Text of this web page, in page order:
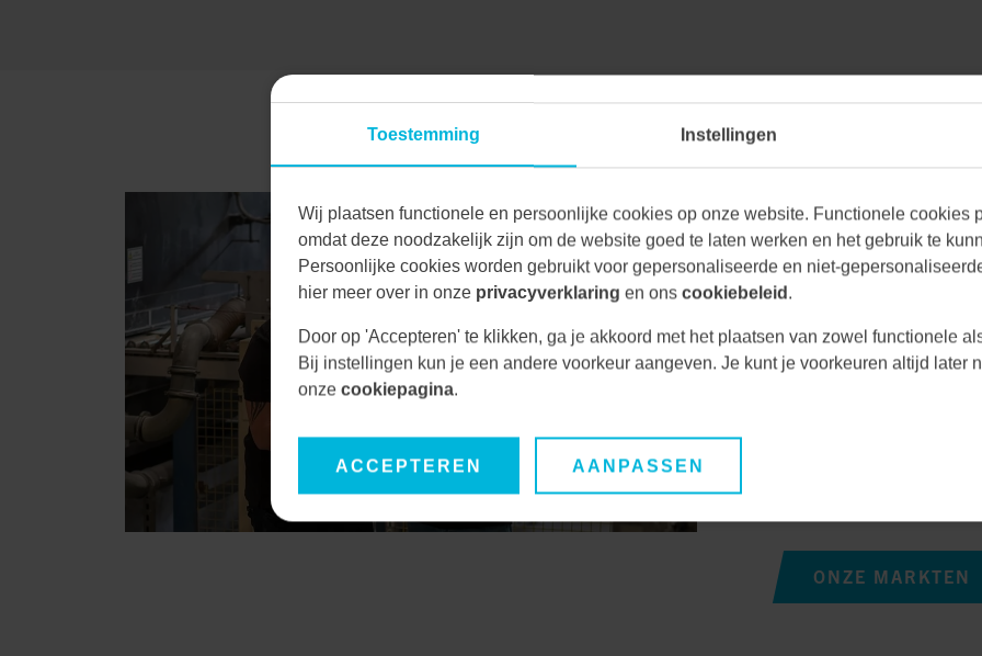
VAN ALLE
Bij Vecon Engineers
uitdagingen en kansen
Door nauwe
unieke behoeften en
Hierdoor
oplossingen, maar
ONZE MARKTEN
Toestemming Instellingen
Wij plaatsen functionele en persoonlijke cookies op onze website. Functionele cookies
omdat deze noodzakelijk zijn om de website goed te laten werken en het gebruik te
Persoonlijke cookies worden gebruikt voor gepersonaliseerde en niet-
hier meer over in onze privacyverklaring en ons cookiebeleid .
Door op 'Accepteren' te klikken, ga je akkoord met het plaatsen van zowel functionele
Bij instellingen kun je een andere voorkeur aangeven. Je kunt je voorkeuren altijd later
onze cookiepagina.
ACCEPTEREN AANPASSEN